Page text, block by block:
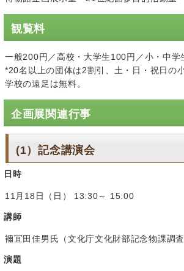
観覧料
一般200円／高校・大学生100円／小・中学
*20名以上の団体は2割引、土・日・祝日の
学校の遠足は無料。
企画展関連行事
(1）記念講演会
日時
11月18日（日） 13:30～ 15:00
講師
襧冝田佳男氏（文化庁文化財部記念物課調査
演題